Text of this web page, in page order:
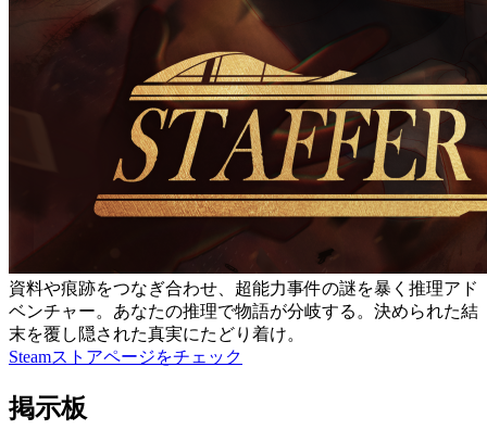
資料や痕跡をつなぎ合わせ、超能力事件の謎を暴く推理アド
ベンチャー。あなたの推理で物語が分岐する。決められた結
末を覆し隠された真実にたどり着け。
Steamストアページをチェック
掲示板